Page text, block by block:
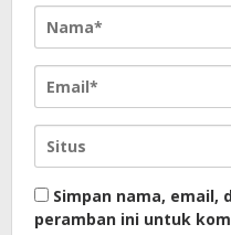
Simpan nama, email,
peramban ini untuk